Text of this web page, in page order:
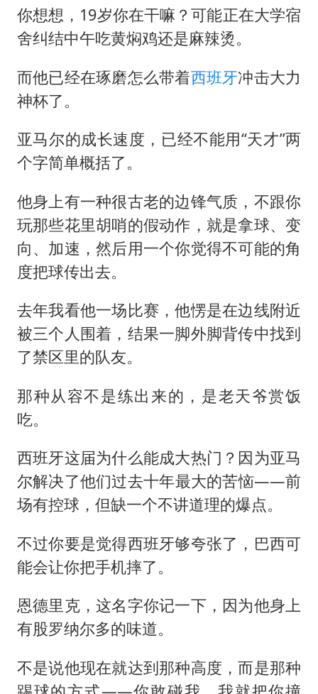
你想想，19岁你在干嘛？可能正在大学宿
舍纠结中午吃黄焖鸡还是麻辣烫。
而他已经在琢磨怎么带着西班牙冲击大力
神杯了。
亚马尔的成长速度，已经不能用“天才”两
个字简单概括了。
他身上有一种很古老的边锋气质，不跟你
玩那些花里胡哨的假动作，就是拿球、变
向、加速，然后用一个你觉得不可能的角
度把球传出去。
去年我看他一场比赛，他愣是在边线附近
被三个人围着，结果一脚外脚背传中找到
了禁区里的队友。
那种从容不是练出来的，是老天爷赏饭
吃。
西班牙这届为什么能成大热门？因为亚马
尔解决了他们过去十年最大的苦恼——前
场有控球，但缺一个不讲道理的爆点。
不过你要是觉得西班牙够夸张了，巴西可
能会让你把手机摔了。
恩德里克，这名字你记一下，因为他身上
有股罗纳尔多的味道。
不是说他现在就达到那种高度，而是那种